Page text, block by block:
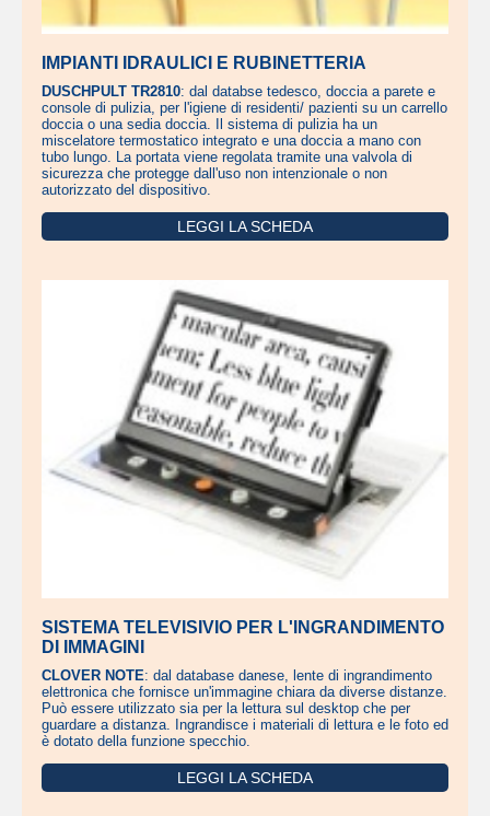
IMPIANTI IDRAULICI E RUBINETTERIA
DUSCHPULT TR2810: dal databse tedesco, doccia a parete e
console di pulizia, per l'igiene di residenti/ pazienti su un carrello
doccia o una sedia doccia. Il sistema di pulizia ha un
miscelatore termostatico integrato e una doccia a mano con
tubo lungo. La portata viene regolata tramite una valvola di
sicurezza che protegge dall'uso non intenzionale o non
autorizzato del dispositivo.
LEGGI LA SCHEDA
SISTEMA TELEVISIVIO PER L'INGRANDIMENTO
DI IMMAGINI
CLOVER NOTE: dal database danese, lente di ingrandimento
elettronica che fornisce un'immagine chiara da diverse distanze.
Può essere utilizzato sia per la lettura sul desktop che per
guardare a distanza. Ingrandisce i materiali di lettura e le foto ed
è dotato della funzione specchio.
LEGGI LA SCHEDA